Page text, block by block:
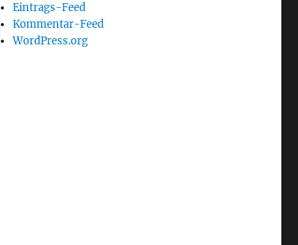
Eintrags-Feed
Kommentar-Feed
WordPress.org